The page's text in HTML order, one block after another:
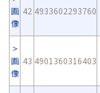
画
像
42 4933602293760
画
像
43 4901360316403